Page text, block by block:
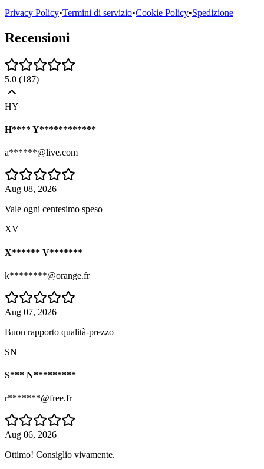
Privacy Policy•Termini di servizio•Cookie Policy•Spedizione
Recensioni
5.0 (187)
HY
H**** Y************
a******@live.com
Aug 08, 2026
Vale ogni centesimo speso
XV
X****** V*******
k********@orange.fr
Aug 07, 2026
Buon rapporto qualità-prezzo
SN
S*** N*********
r*******@free.fr
Aug 06, 2026
Ottimo! Consiglio vivamente.